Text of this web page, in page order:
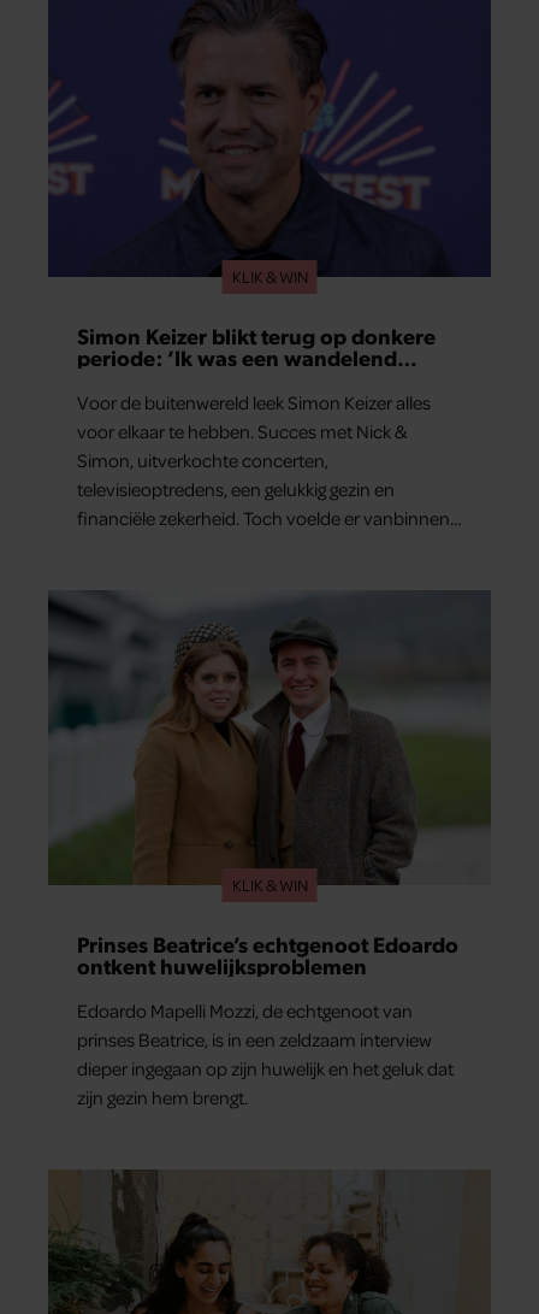
KLIK & WIN
Simon Keizer blikt terug op donkere
periode: ‘Ik was een wandelend
Voor de buitenwereld leek Simon Keizer alles
voor elkaar te hebben. Succes met Nick &
Simon, uitverkochte concerten,
televisieoptredens, een gelukkig gezin en
financiële zekerheid. Toch voelde er vanbinnen
dat hij lange tijd vooral overleefde en steeds
verder van zijn gevoel verwijderd raakte.
KLIK & WIN
Prinses Beatrice’s echtgenoot Edoardo
ontkent huwelijksproblemen
Edoardo Mapelli Mozzi, de echtgenoot van
prinses Beatrice, is in een zeldzaam interview
dieper ingegaan op zijn huwelijk en het geluk dat
zijn gezin hem brengt.